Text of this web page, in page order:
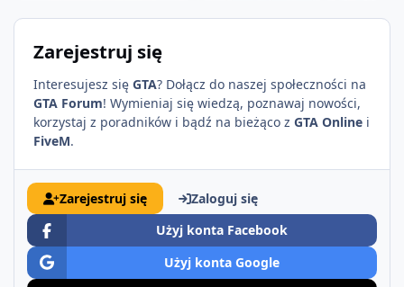
Zarejestruj się
Interesujesz się GTA? Dołącz do naszej społeczności na
GTA Forum! Wymieniaj się wiedzą, poznawaj nowości,
korzystaj z poradników i bądź na bieżąco z GTA Online i
FiveM.
Zarejestruj się
Zaloguj się
Użyj konta Facebook
Użyj konta Google